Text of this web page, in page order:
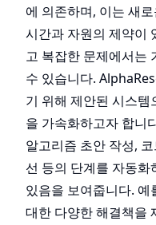
에 의존하며, 이는 새
시간과 자원의 제약이
고 복잡한 문제에서는
수 있습니다.
기 위해 제안된 시스템
을 가속화하고자 합니
알고리즘 초안 작성,
선 등의 단계를 자동
있음을 보여줍니다. 예
대한 다양한 해결책을